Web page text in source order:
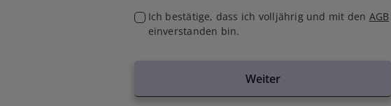
Ich bestätige, dass ich volljährig und mit den AGB
einverstanden bin.
Weiter